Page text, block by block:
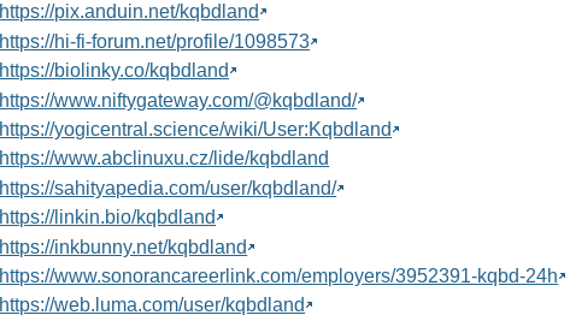
https://pix.anduin.net/kqbdland
https://hi-fi-forum.net/profile/1098573
https://biolinky.co/kqbdland
https://www.niftygateway.com/@kqbdland/
https://yogicentral.science/wiki/User:Kqbdland
https://www.abclinuxu.cz/lide/kqbdland
https://sahityapedia.com/user/kqbdland/
https://linkin.bio/kqbdland
https://inkbunny.net/kqbdland
https://www.sonorancareerlink.com/employers/3952391-kqbd-24h
https://web.luma.com/user/kqbdland